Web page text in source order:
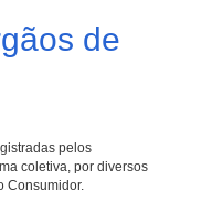
de
pelos
coletiva, por diversos
Consumidor.